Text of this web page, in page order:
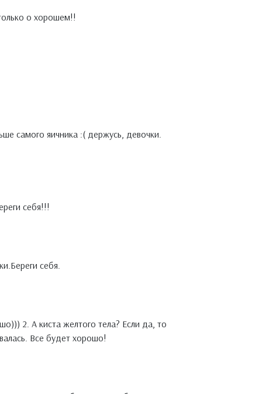
о хорошем!!
самого яичника :( держусь, девочки.
себя!!!
себя.
2. А киста желтого тела? Если да, то
Все будет хорошо!